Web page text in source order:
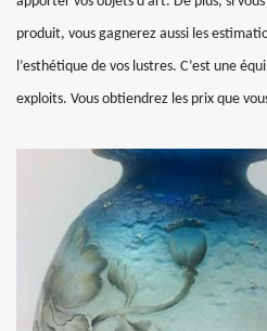
produit, vous gagnerez aussi les
l’esthétique de vos lustres. C’est une
exploits. Vous obtiendrez les prix que